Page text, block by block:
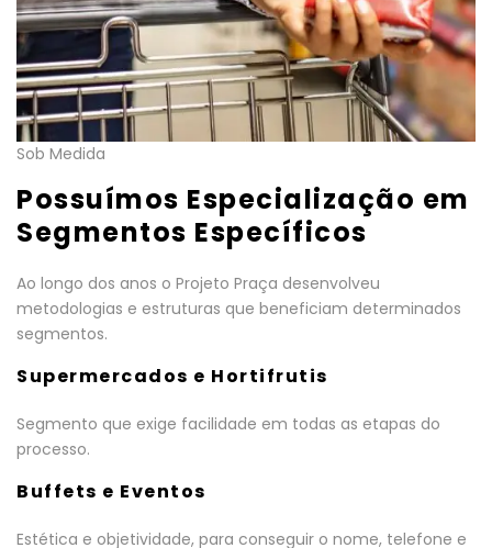
Sob Medida
Possuímos Especialização em
Segmentos Específicos
Ao longo dos anos o Projeto Praça desenvolveu
metodologias e estruturas que beneficiam determinados
segmentos.
Supermercados e Hortifrutis
Segmento que exige facilidade em todas as etapas do
processo.
Buffets e Eventos
Estética e objetividade, para conseguir o nome, telefone e